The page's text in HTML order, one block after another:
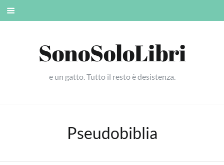
Skip
SonoSoloLibri
e un gatto. Tutto il resto è desistenza.
Pseudobiblia